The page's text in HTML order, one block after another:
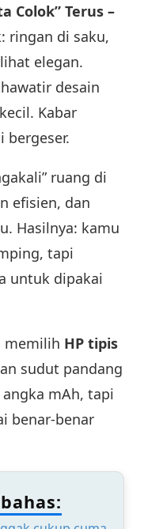
Colok” Terus –
ringan di saku,
elegan.
desain
Kabar
bergeser.
ruang di
efisien, dan
Hasilnya: kamu
tapi
untuk dipakai
memilih HP tipis
sudut pandang
mAh, tapi
benar-benar